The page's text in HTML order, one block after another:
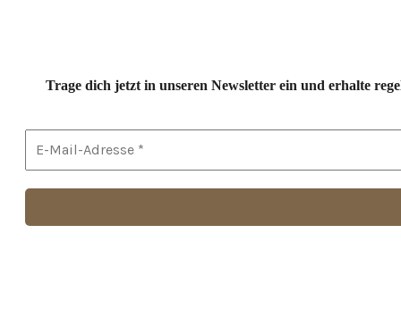
Trage dich jetzt in unseren Newsletter ein und erhalte